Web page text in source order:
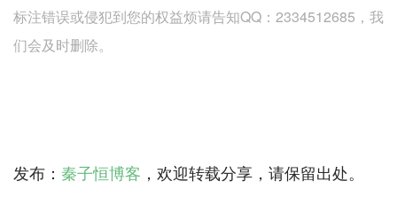
标注错误或侵犯到您的权益烦请告知QQ：2334512685，我
们会及时删除。
发布： 秦子恒博客 ，欢迎转载分享，请保留出处。